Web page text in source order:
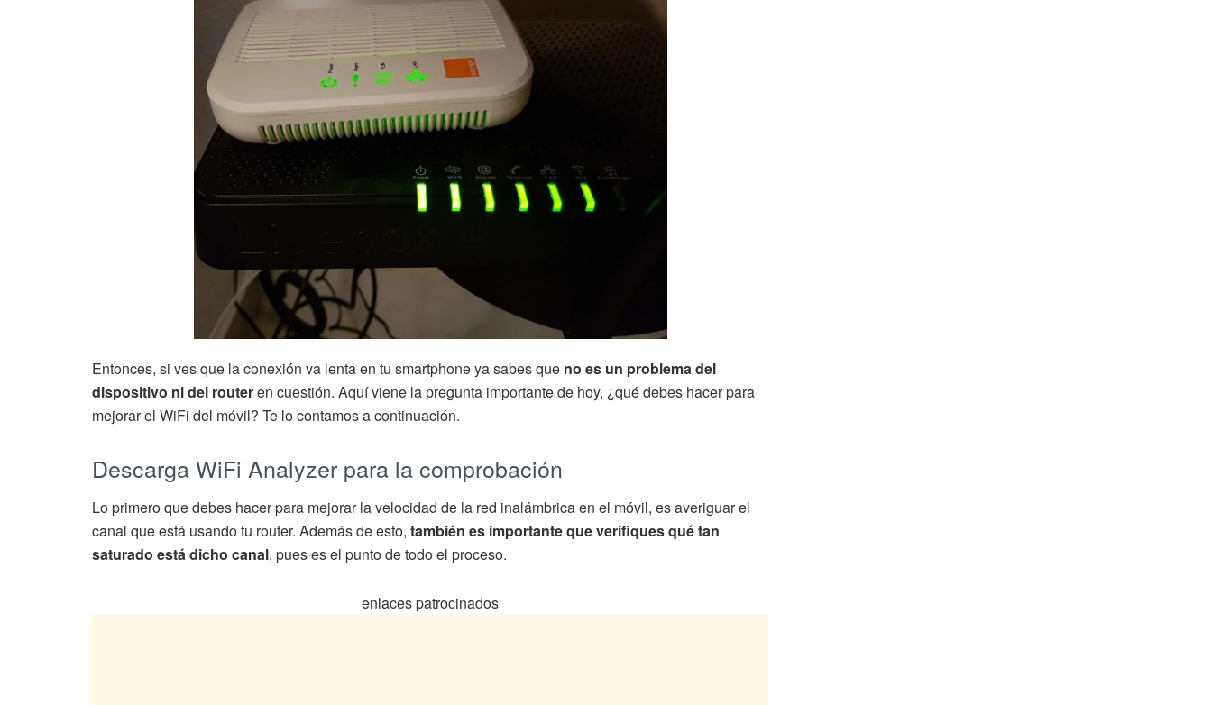
Entonces, si ves que la conexión va lenta en tu smartphone ya sabes que no es un problema del
dispositivo ni del routeren cuestión. Aquí viene la pregunta importante de hoy, ¿qué debes hacer para
mejorar el WiFi del móvil? Te lo contamos a continuación.
Descarga WiFi Analyzer para la comprobación
Lo primero que debes hacer para mejorar la velocidad de la red inalámbrica en el móvil, es averiguar el
canal que está usando tu router. Además de esto, también es importante que verifiques qué tan
saturado está dicho canal, pues es el punto de todo el proceso.
enlaces patrocinados